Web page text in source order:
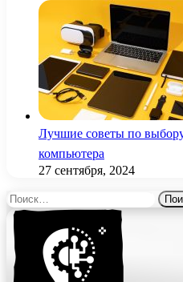
Лучшие советы по
компьютера
27 сентября, 2024
Найти: